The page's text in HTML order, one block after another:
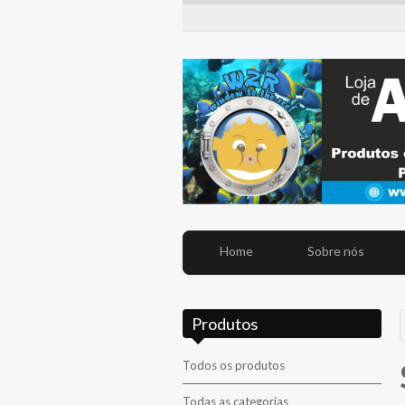
Home Sobre nós
Produtos
Todos os produtos
Todas as categorias